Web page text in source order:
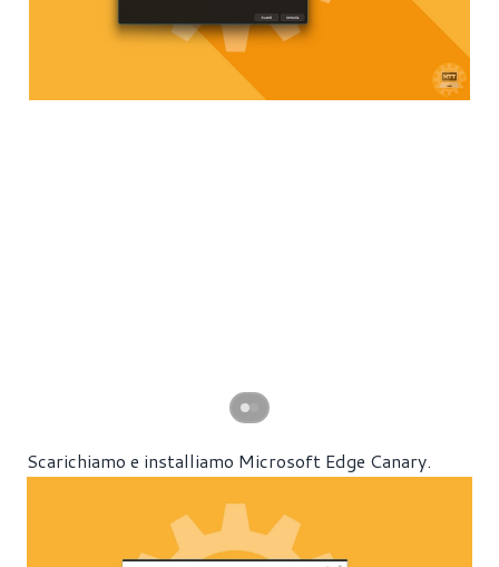
Scarichiamo e installiamo Microsoft Edge Canary.